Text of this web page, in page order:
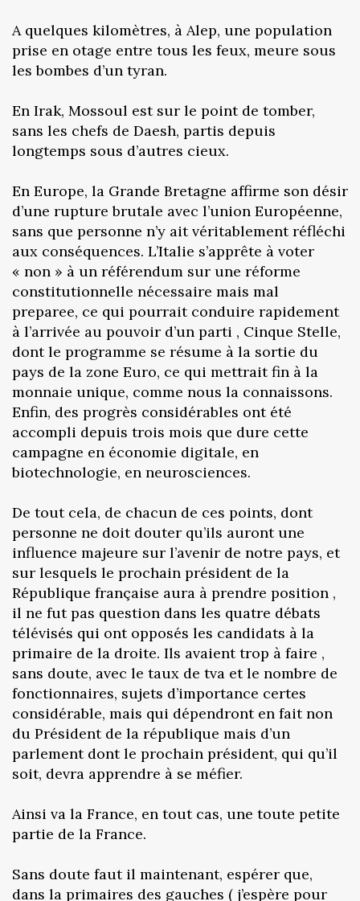
A quelques kilomètres, à Alep, une population
prise en otage entre tous les feux, meure sous
les bombes d’un tyran.
En Irak, Mossoul est sur le point de tomber,
sans les chefs de Daesh, partis depuis
longtemps sous d’autres cieux.
En Europe, la Grande Bretagne affirme son désir
d’une rupture brutale avec l’union Européenne,
sans que personne n’y ait véritablement réfléchi
aux conséquences. L’Italie s’apprête à voter
« non » à un référendum sur une réforme
constitutionnelle nécessaire mais mal
preparee, ce qui pourrait conduire rapidement
à l’arrivée au pouvoir d’un parti , Cinque Stelle,
dont le programme se résume à la sortie du
pays de la zone Euro, ce qui mettrait fin à la
monnaie unique, comme nous la connaissons.
Enfin, des progrès considérables ont été
accompli depuis trois mois que dure cette
campagne en économie digitale, en
biotechnologie, en neurosciences.
De tout cela, de chacun de ces points, dont
personne ne doit douter qu’ils auront une
influence majeure sur l’avenir de notre pays, et
sur lesquels le prochain président de la
République française aura à prendre position ,
il ne fut pas question dans les quatre débats
télévisés qui ont opposés les candidats à la
primaire de la droite. Ils avaient trop à faire ,
sans doute, avec le taux de tva et le nombre de
fonctionnaires, sujets d’importance certes
considérable, mais qui dépendront en fait non
du Président de la république mais d’un
parlement dont le prochain président, qui qu’il
soit, devra apprendre à se méfier.
Ainsi va la France, en tout cas, une toute petite
partie de la France.
Sans doute faut il maintenant, espérer que,
dans la primaires des gauches ( j’espère pour